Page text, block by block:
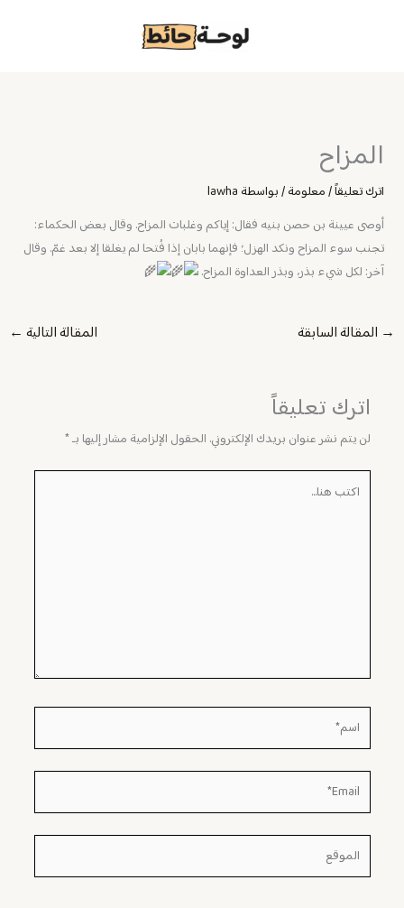
المزاح
اترك تعليقاً/معلومة/ بواسطة lawha
أوصى عيينة بن حصن بنيه فقال: إياكم وغلبات المزاح. وقال بعض الحكماء:
تجنب سوء المزاح ونكد الهزل؛ فإنهما بابان إذا فُتحا لم يغلقا إلا بعد غمّ. وقال
آخر: لكل شيء بذر، وبذر العداوة المزاح.
→ المقالة السابقة المقالة التالية ←
اترك تعليقاً
لن يتم نشر عنوان بريدك الإلكتروني. الحقول الإلزامية مشار إليها بـ*
اسم*
Email*
الموقع